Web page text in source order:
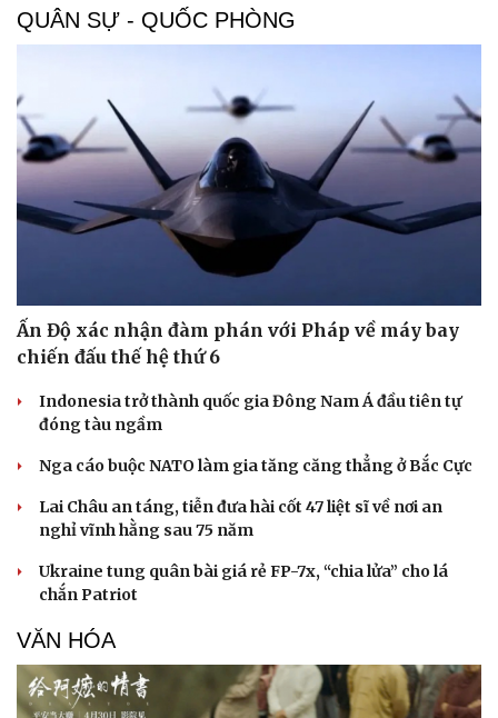
Doanh nghiệp
Thông tin doanh nghiệp
Công nghệ
Sành điệu
Tin Công nghệ
Trải nghiệm
QUÂN SỰ - QUỐC PHÒNG
Ấn Độ xác nhận đàm phán với Pháp về máy bay
chiến đấu thế hệ thứ 6
Indonesia trở thành quốc gia Đông Nam Á đầu tiên tự
đóng tàu ngầm
Nga cáo buộc NATO làm gia tăng căng thẳng ở Bắc Cực
Lai Châu an táng, tiễn đưa hài cốt 47 liệt sĩ về nơi an
nghỉ vĩnh hằng sau 75 năm
Ukraine tung quân bài giá rẻ FP-7x, “chia lửa” cho lá
chắn Patriot
VĂN HÓA